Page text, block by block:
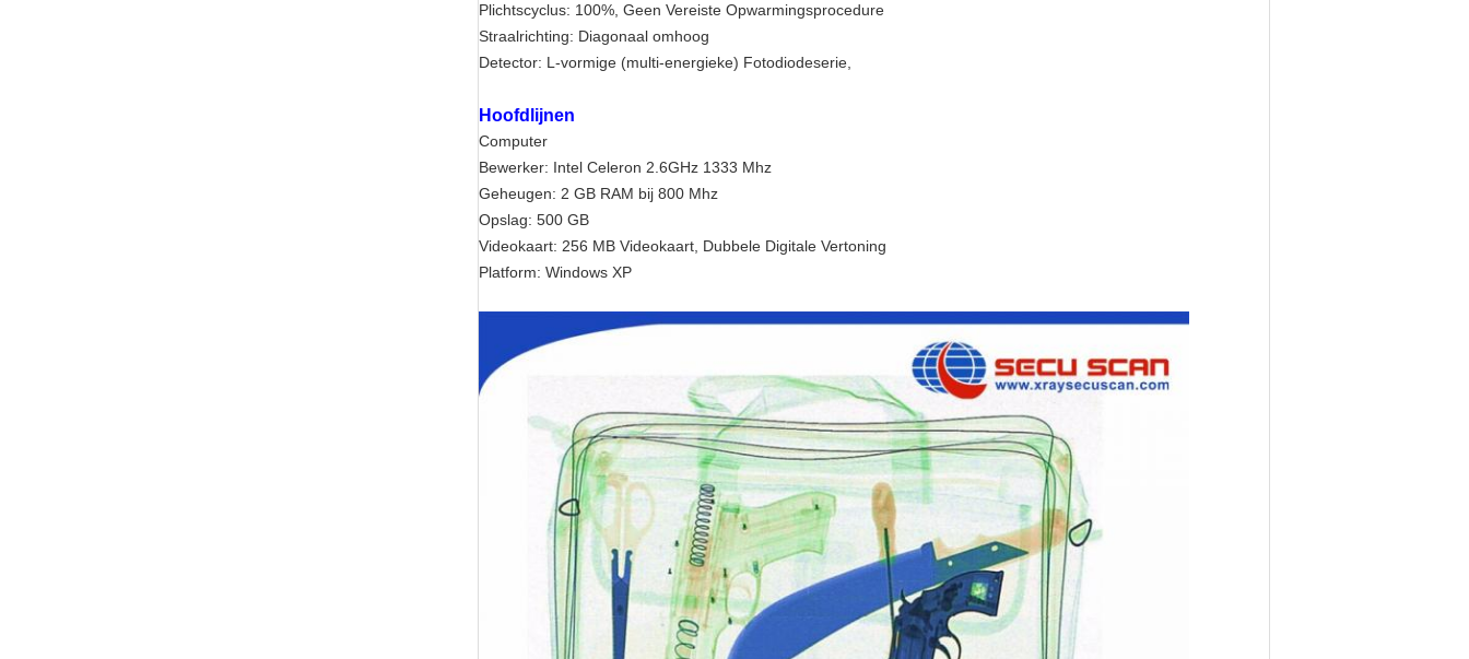
Plichtscyclus: 100%, Geen Vereiste Opwarmingsprocedure
Straalrichting: Diagonaal omhoog
Detector: L-vormige (multi-energieke) Fotodiodeserie,
Hoofdlijnen
Computer
Bewerker: Intel Celeron 2.6GHz 1333 Mhz
Geheugen: 2 GB RAM bij 800 Mhz
Opslag: 500 GB
Videokaart: 256 MB Videokaart, Dubbele Digitale Vertoning
Platform: Windows XP